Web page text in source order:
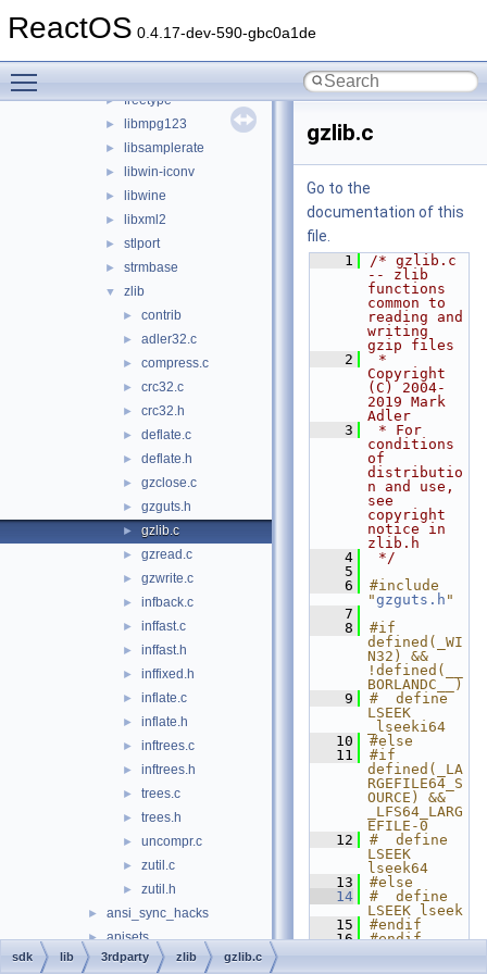
ReactOS 0.4.17-dev-590-gbc0a1de
▼ 3rdparty
► freetype
► libmpg123
► libsamplerate
► libwin-iconv
► libwine
► libxml2
► stlport
► strmbase
▼ zlib
► contrib
► adler32.c
► compress.c
► crc32.c
► crc32.h
► deflate.c
► deflate.h
► gzclose.c
► gzguts.h
► gzlib.c
► gzread.c
► gzwrite.c
► infback.c
► inffast.c
► inffast.h
► inffixed.h
► inflate.c
► inflate.h
► inftrees.c
► inftrees.h
► trees.c
► trees.h
► uncompr.c
► zutil.c
► zutil.h
► ansi_sync_hacks
► apisets
► atl
gzlib.c
Go to the
documentation of this
file.
    1
/* gzlib.c
-- zlib
functions
common to
reading and
writing
gzip files
    2
*
Copyright
(C) 2004-
2019 Mark
Adler
    3
* For
conditions
of
distributio
n and use,
see
copyright
notice in
zlib.h
    4
*/
    5
    6
#include
"gzguts.h "
    7
    8
#if
defined(_WI
N32) &&
!defined(__
BORLANDC__)
    9
#  define
LSEEK
_lseeki64
   10
#else
   11
#if
defined(_LA
RGEFILE64_S
OURCE) &&
_LFS64_LARG
EFILE-0
   12
#  define
LSEEK
lseek64
   13
#else
   14
#  define
LSEEK lseek
   15
#endif
   16
#endif
sdk lib 3rdparty zlib gzlib.c